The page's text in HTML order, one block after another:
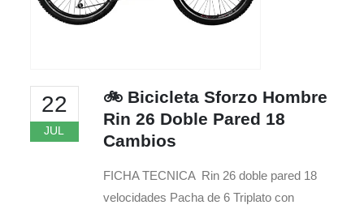
22
JUL
🚲 Bicicleta Sforzo Hombre
Rin 26 Doble Pared 18
Cambios
FICHA TECNICA Rin 26 doble pared 18
velocidades Pacha de 6 Triplato con